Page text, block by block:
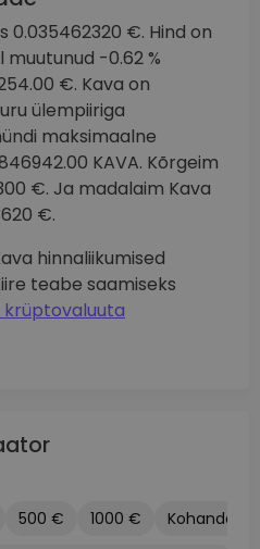
0.035462320 €. Hind on
muutunud -0.62 %
€. Kava on
ülempiiriga
maksimaalne
KAVA. Kõrgeim
€. Ja madalaim Kava
€.
hinnaliikumised
teabe saamiseks
krüptovaluuta
500 € 1000 €
Kohandatud